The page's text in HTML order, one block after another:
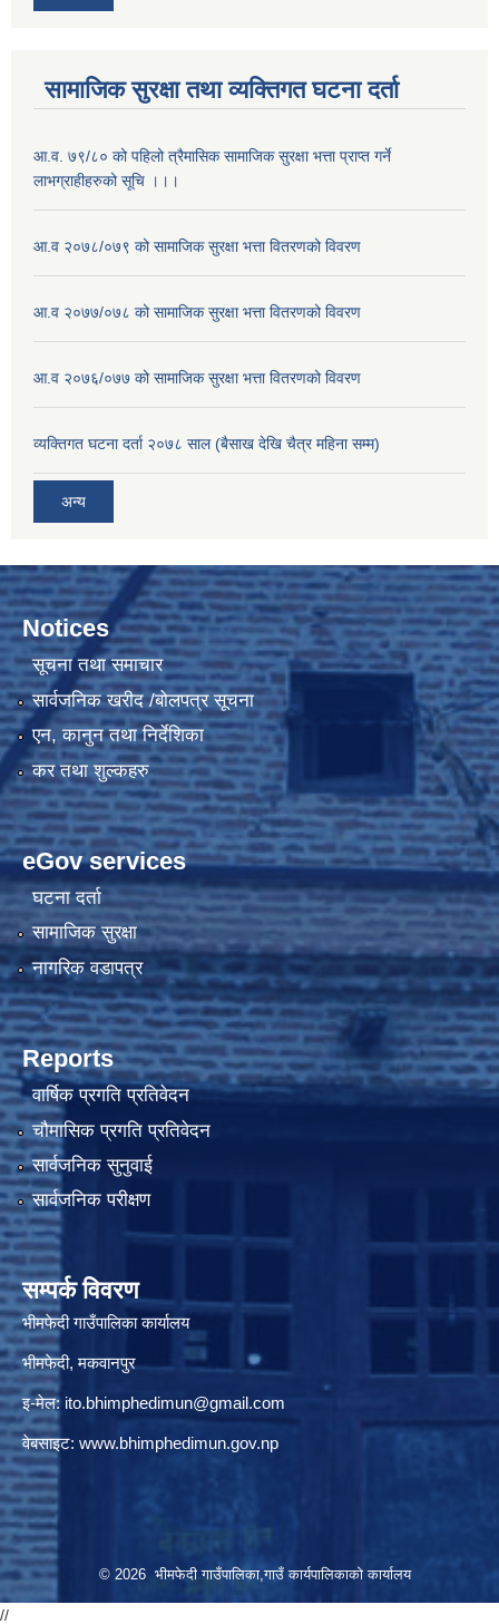
सामाजिक सुरक्षा तथा व्यक्तिगत घटना दर्ता
आ.व. ७९/८० को पहिलो त्रैमासिक सामाजिक सुरक्षा भत्ता प्राप्त गर्ने
लाभग्राहीहरुको सूचि ।।।
आ.व २०७८/०७९ को सामाजिक सुरक्षा भत्ता वितरणको विवरण
आ.व २०७७/०७८ को सामाजिक सुरक्षा भत्ता वितरणको विवरण
आ.व २०७६/०७७ को सामाजिक सुरक्षा भत्ता वितरणको विवरण
व्यक्तिगत घटना दर्ता २०७८ साल (बैसाख देखि चैत्र महिना सम्म)
अन्य
Notices
सूचना तथा समाचार
सार्वजनिक खरीद /बोलपत्र सूचना
एन, कानुन तथा निर्देशिका
कर तथा शुल्कहरु
eGov services
घटना दर्ता
सामाजिक सुरक्षा
नागरिक वडापत्र
Reports
वार्षिक प्रगति प्रतिवेदन
चौमासिक प्रगति प्रतिवेदन
सार्वजनिक सुनुवाई
सार्वजनिक परीक्षण
सम्पर्क विवरण
भीमफेदी गाउँपालिका कार्यालय
भीमफेदी, मकवानपुर
इ-मेल: ito.bhimphedimun@gmail.com
वेबसाइट: www.bhimphedimun.gov.np
© 2026 भीमफेदी गाउँपालिका,गाउँ कार्यपालिकाकाे कार्यालय
//